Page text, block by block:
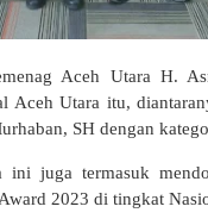
Aceh Utara H.
Aceh Utara itu,
SH dengan
ini juga termasuk
2023 di tingkat